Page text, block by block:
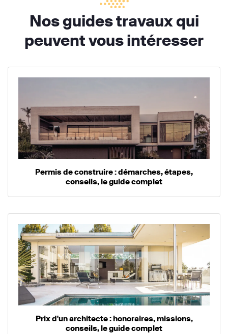
Nos guides travaux qui
peuvent vous intéresser
Permis de construire : démarches, étapes,
conseils, le guide complet
Prix d'un architecte : honoraires, missions,
conseils, le guide complet